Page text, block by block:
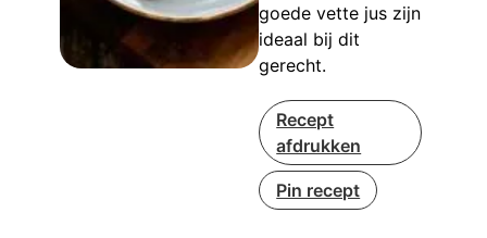
goede vette jus zijn
ideaal bij dit
gerecht.
Recept
afdrukken
Pin recept